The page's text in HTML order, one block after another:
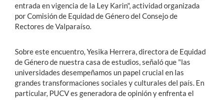
entrada en vigencia de la Ley Karin", actividad organizada
por Comisión de Equidad de Género del Consejo de
Rectores de Valparaíso.
Sobre este encuentro, Yesika Herrera, directora de Equidad
de Género de nuestra casa de estudios, señaló que "las
universidades desempeñamos un papel crucial en las
grandes transformaciones sociales y culturales del país. En
particular, PUCV es generadora de opinión y enfrenta el